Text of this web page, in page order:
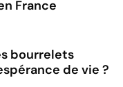
France
bourrelets
de vie ?